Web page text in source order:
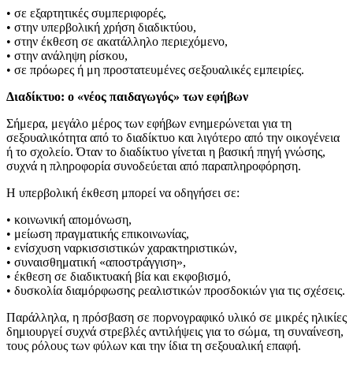
• σε εξαρτητικές συμπεριφορές,
• στην υπερβολική χρήση διαδικτύου,
• στην έκθεση σε ακατάλληλο περιεχόμενο,
• στην ανάληψη ρίσκου,
• σε πρόωρες ή μη προστατευμένες σεξουαλικές εμπειρίες.
Διαδίκτυο: ο «νέος παιδαγωγός» των εφήβων
Σήμερα, μεγάλο μέρος των εφήβων ενημερώνεται για τη
σεξουαλικότητα από το διαδίκτυο και λιγότερο από την οικογένεια
ή το σχολείο. Όταν το διαδίκτυο γίνεται η βασική πηγή γνώσης,
συχνά η πληροφορία συνοδεύεται από παραπληροφόρηση.
Η υπερβολική έκθεση μπορεί να οδηγήσει σε:
• κοινωνική απομόνωση,
• μείωση πραγματικής επικοινωνίας,
• ενίσχυση ναρκισσιστικών χαρακτηριστικών,
• συναισθηματική «αποστράγγιση»,
• έκθεση σε διαδικτυακή βία και εκφοβισμό,
• δυσκολία διαμόρφωσης ρεαλιστικών προσδοκιών για τις σχέσεις.
Παράλληλα, η πρόσβαση σε πορνογραφικό υλικό σε μικρές ηλικίες
δημιουργεί συχνά στρεβλές αντιλήψεις για το σώμα, τη συναίνεση,
τους ρόλους των φύλων και την ίδια τη σεξουαλική επαφή.